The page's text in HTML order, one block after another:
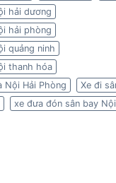
hải dương
hải phòng
quảng ninh
thanh hóa
Nội Hải Phòng
Xe đi
xe đưa đón sân bay